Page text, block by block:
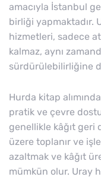
amacıyla İstanbul
birliği yapmaktadır.
hizmetleri, sadece
kalmaz, aynı
sürdürülebilirliğine
Hurda kitap
pratik ve çevre
genellikle kâğıt geri
üzere toplanır ve
azaltmak ve kâğıt
mümkün olur. Uray